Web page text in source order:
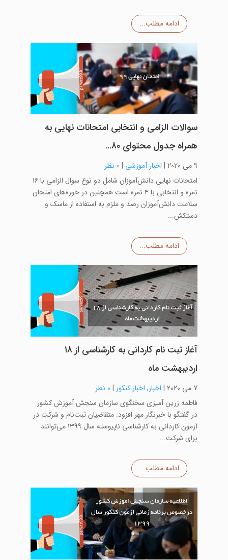
ادامه مطلب...
سوالات الزامی و انتخابی امتحانات نهایی به
همراه جدول محتوای ۸۰…
9 می 2020 | اخبار آموزشی | 0 نظر
امتحانات نهایی دانش‌آموزان شامل دو نوع سوال الزامی با ۱۶
نمره و انتخابی با ۴ نمره است همچنین در حوزه‌های امتحان
سلامت دانش‌آموزان رصد و ملزم به استفاده از ماسک و
دستکش...
ادامه مطلب...
آغاز ثبت نام کاردانی به کارشناسی از ۱۸
اردیبهشت ماه
7 می 2020 | اخبار, اخبار کنکور| 0 نظر
فاطمه زرین آمیزی سخنگوی سازمان سنجش آموزش کشور
در گفتگو با خبرنگار مهر افزود: متقاضیان ثبت‌نام و شرکت در
آزمون کاردانی به کارشناسی ناپیوسته سال ۱۳۹۹ می‌توانند
برای شرکت...
ادامه مطلب...